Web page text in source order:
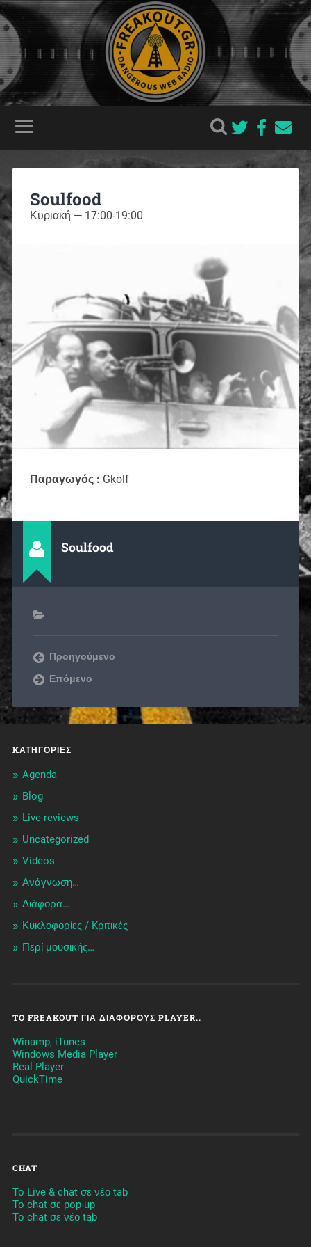
Soulfood
Κυριακή — 17:00-19:00
Παραγωγός : Gkolf
Soulfood
Προηγούμενο
Επόμενο
KΑΤΗΓΟΡΊΕΣ
Agenda
Blog
Live reviews
Uncategorized
Videos
Ανάγνωση…
Διάφορα…
Κυκλοφορίες / Kριτικές
Περί μουσικής…
TO FREAKOUT ΓΙΑ ΔΙΆΦΟΡΟΥΣ PLAYER..
Winamp, iTunes
Windows Media Player
Real Player
QuickTime
CHAT
To Live & chat σε νέο tab
To chat σε pop-up
To chat σε νέο tab